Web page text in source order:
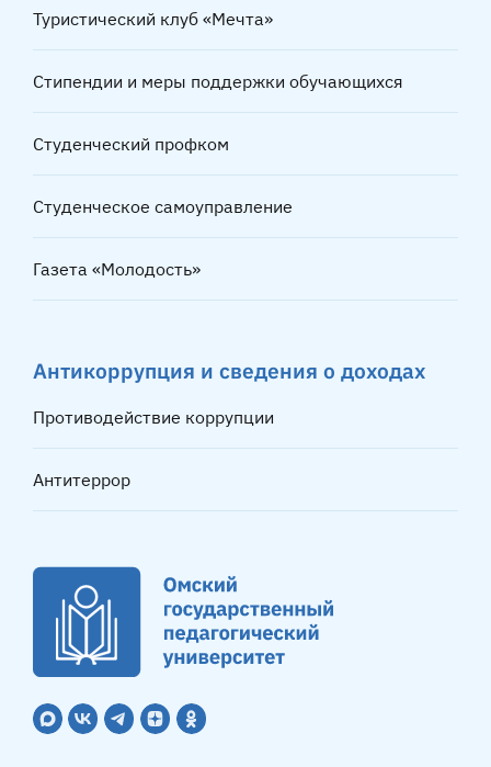
Туристический клуб «Мечта»
Стипендии и меры поддержки обучающихся
Студенческий профком
Студенческое самоуправление
Газета «Молодость»
Антикоррупция и сведения о доходах
Противодействие коррупции
Антитеррор